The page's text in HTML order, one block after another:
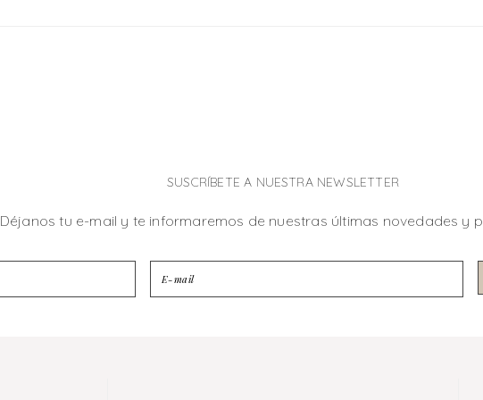
SUSCRÍBETE A NUESTRA NEWSLETTER
Déjanos tu e-mail y te informaremos de nuestras últimas novedades y